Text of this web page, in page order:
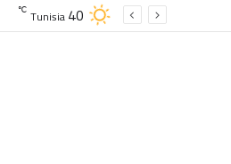
Tunisia40
℃